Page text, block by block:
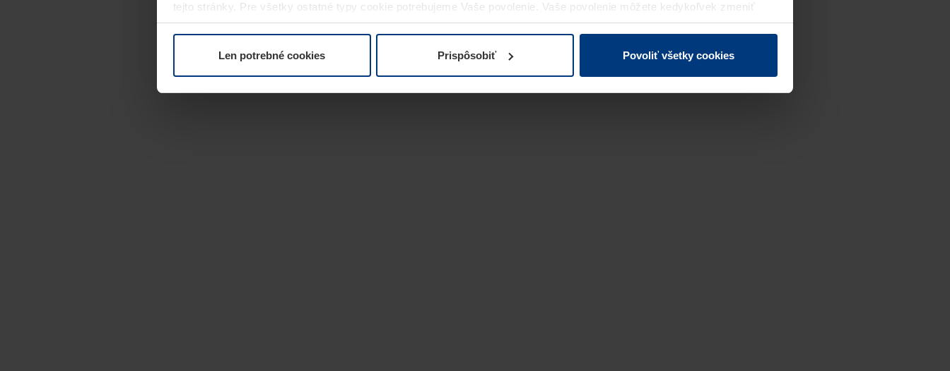
tejto stránky. Pre všetky ostatné typy cookie potrebujeme Vaše povolenie. Vaše povolenie môžete kedykoľvek zmeniť
alebo odvolať vo vysvetlení cookie na stránkeVyhlásenie o ochrane osobných údajovnašej webovej stránky.
Len potrebné cookies Prispôsobiť Povoliť všetky cookies